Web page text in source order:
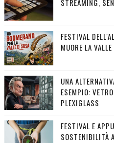
STREAMING,
FESTIVAL
MUORE LA
UNA
ESEMPIO:
PLEXIGLASS
FESTIVAL E
SOSTENIBILITÀ